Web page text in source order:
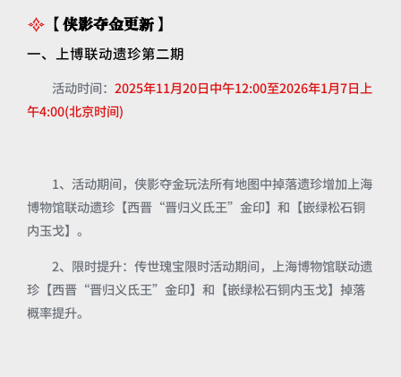
【侠影夺金更新】
一、上博联动遗珍第二期
活动时间： 2025年11月20日中午12:00至2026年1月7日上
午4:00(北京时间)
1、活动期间，侠影夺金玩法所有地图中掉落遗珍增加上海
博物馆联动遗珍【西晋“晋归义氐王”金印】和【嵌绿松石铜
内玉戈】。
2、限时提升：传世瑰宝限时活动期间，上海博物馆联动遗
珍【西晋“晋归义氐王”金印】和【嵌绿松石铜内玉戈】掉落
概率提升。